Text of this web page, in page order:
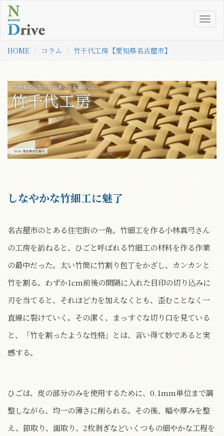
HOME
コラム 竹千代工房【愛知県名古屋市】
しなやかな竹細工に魅了
名古屋市のとある住宅街の一角。竹細工を作る小林真弓さん
の工房を訪ねると、ひごと呼ばれる竹細工の材料を作る作業
の最中だった。太い竹筒に竹割り包丁をかざし、カンカンと
竹を割る。わずか1cm前後の間隔に入れた目印の切り込みに
刃を当てると、それほど力を加えなくとも、歪むことなく一
直線に裂けていく。その潔く、まっすぐな切り口を見ている
と、「竹を割ったような性格」とは、言い得て妙であると実
感する。
ひごは、皮の部分のみを使用するために、0.1mm単位まで調
整しながら、均一の薄さに削られる。その後、幅や厚みを整
え、節取り、面取り、2枚剥ぎなどいくつもの細やかな工程を